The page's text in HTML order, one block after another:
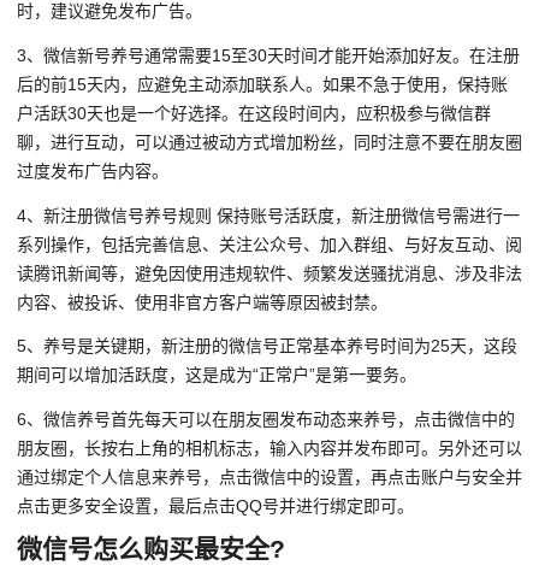
时，建议避免发布广告。
3、微信新号养号通常需要15至30天时间才能开始添加好友。在注册
后的前15天内，应避免主动添加联系人。如果不急于使用，保持账
户活跃30天也是一个好选择。在这段时间内，应积极参与微信群
聊，进行互动，可以通过被动方式增加粉丝，同时注意不要在朋友圈
过度发布广告内容。
4、新注册微信号养号规则 保持账号活跃度，新注册微信号需进行一
系列操作，包括完善信息、关注公众号、加入群组、与好友互动、阅
读腾讯新闻等，避免因使用违规软件、频繁发送骚扰消息、涉及非法
内容、被投诉、使用非官方客户端等原因被封禁。
5、养号是关键期，新注册的微信号正常基本养号时间为25天，这段
期间可以增加活跃度，这是成为“正常户”是第一要务。
6、微信养号首先每天可以在朋友圈发布动态来养号，点击微信中的
朋友圈，长按右上角的相机标志，输入内容并发布即可。另外还可以
通过绑定个人信息来养号，点击微信中的设置，再点击账户与安全并
点击更多安全设置，最后点击QQ号并进行绑定即可。
微信号怎么购买最安全?